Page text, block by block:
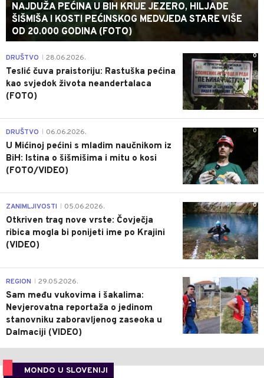
NAJDUŽA PEĆINA U BIH KRIJE JEZERO, HILJADE
ŠIŠMIŠA I KOSTI PEĆINSKOG MEDVJEDA STARE VIŠE
OD 20.000 GODINA (FOTO)
0
DRUŠTVO 28.06.2026.
Teslić čuva praistoriju: Rastuška pećina
kao svjedok života neandertalaca
(FOTO)
0
DRUŠTVO 06.06.2026.
U Mićinoj pećini s mladim naučnikom iz
BiH: Istina o šišmišima i mitu o kosi
(FOTO/VIDEO)
0
ZANIMLJIVOSTI 05.06.2026.
Otkriven trag nove vrste: Čovječja
ribica mogla bi ponijeti ime po Krajini
(VIDEO)
0
REGION 29.05.2026.
Sam među vukovima i šakalima:
Nevjerovatna reportaža o jedinom
stanovniku zaboravljenog zaseoka u
Dalmaciji (VIDEO)
MONDO U SLOVENIJI